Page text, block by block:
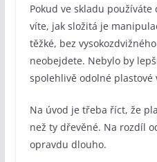
Pokud ve skladu
víte, jak složitá je
těžké, bez
neobejdete. Nebylo by
spolehlivě odolné plastové
Na úvod je třeba říct, že
než ty dřevěné. Na rozdíl
opravdu dlouho.